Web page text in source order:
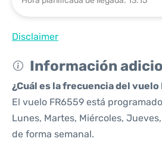
Disclaimer
Información
¿Cuál es la frecuencia del vuelo
El vuelo FR6559 está
Lunes, Martes, Miércoles,
de forma semanal.